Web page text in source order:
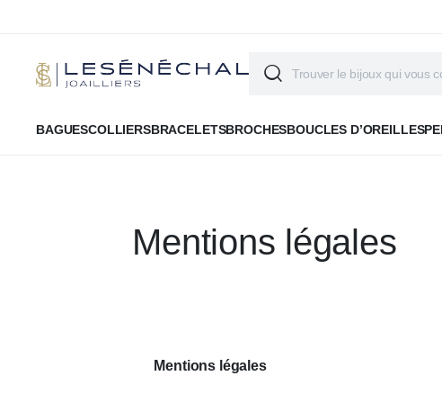
BAGUESCOLLIERSBRACELETSBROCHESBOUCLES D’OREILLES
Mentions légales
Mentions légales